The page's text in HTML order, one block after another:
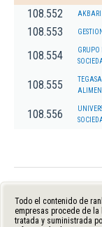
108.552 AKBARI
108.553
108.554
GRUPO
108.555
108.556
Todo el contenido de
empresas procede de la
tratada y suministrada